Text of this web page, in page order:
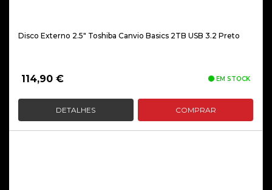
Disco Externo 2.5″ Toshiba Canvio Basics 2TB USB 3.2 Preto
114,90 € EM STOCK
DETALHES COMPRAR